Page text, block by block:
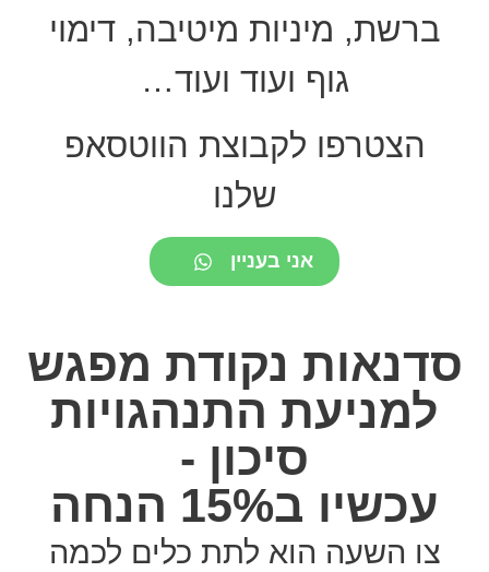
ברשת, מיניות מיטיבה, דימוי
גוף ועוד ועוד…
הצטרפו לקבוצת הווטסאפ
שלנו
אני בעניין
סדנאות נקודת מפגש
למניעת התנהגויות
סיכון -
עכשיו ב15% הנחה
צו השעה הוא לתת כלים לכמה